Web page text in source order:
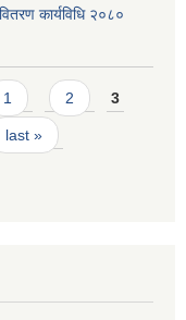
कार्यविधि २०८०
1 2 3
last »